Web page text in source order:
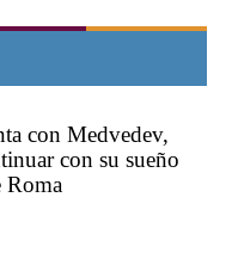
con Medvedev,
con su sueño
Roma